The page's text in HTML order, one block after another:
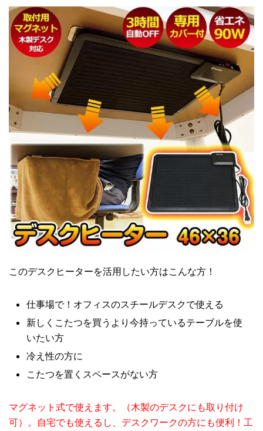
このデスクヒーターを活用したい方はこんな方！
仕事場で！オフィスのスチールデスクで使える
新しくこたつを買うより今持っているテーブルを使
いたい方
冷え性の方に
こたつを置くスペースがない方
マグネット式で使えます。（木製のデスクにも取り付け
可）。自宅でも使えるし、デスクワークの方にも便利！工